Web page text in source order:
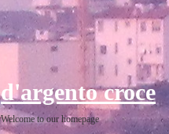
d'argento croce
Welcome to our homepage